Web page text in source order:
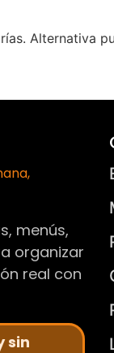
Alternativa
menús,
organizar
real con
sin